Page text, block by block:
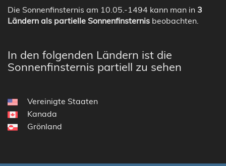
Die Sonnenfinsternis am 10.05.-1494 kann man in 3
Ländern als partielle Sonnenfinsternis beobachten.
In den folgenden Ländern ist die
Sonnenfinsternis partiell zu sehen
Vereinigte Staaten
Kanada
Grönland